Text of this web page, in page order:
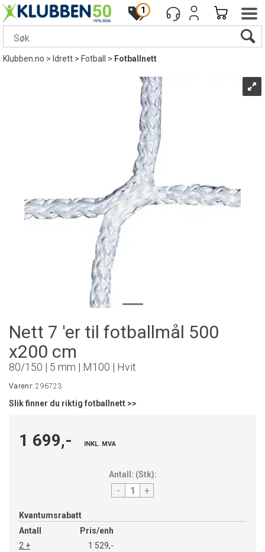
1
Klubben.no> Idrett>Fotball > Fotballnett
Nett 7 'er til fotballmål 500
x200 cm
80/150 | 5 mm | M100 | Hvit
Varenr:296723
Slik finner du riktig fotballnett >>
1 699,- INKL. MVA
Antall: (Stk):
- +
Kvantumsrabatt
Antall
Pris/enh
2 +
1 529,-